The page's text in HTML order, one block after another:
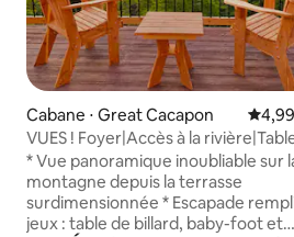
Cabane ⋅ Great Cacapon
VUES ! Foyer|Accès à la
billard|Arcade
* Vue panoramique inoubliable sur
montagne depuis la terrasse
surdimensionnée * Escapade
jeux : table de billard, baby-foot et